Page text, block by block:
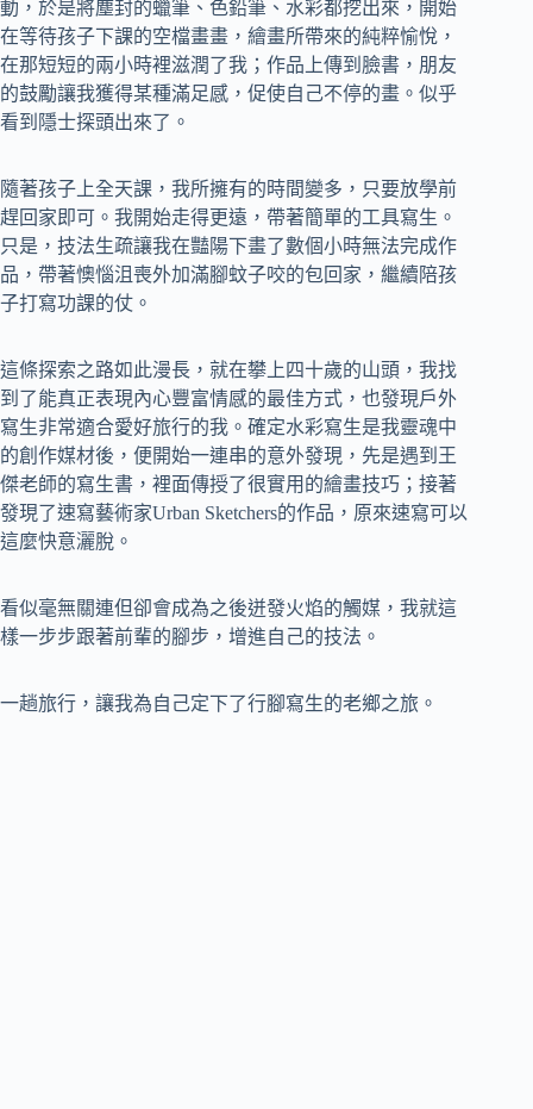
動，於是將塵封的蠟筆、色鉛筆、水彩都挖出來，開始
在等待孩子下課的空檔畫畫，繪畫所帶來的純粹愉悅，
在那短短的兩小時裡滋潤了我；作品上傳到臉書，朋友
的鼓勵讓我獲得某種滿足感，促使自己不停的畫。似乎
看到隱士探頭出來了。
隨著孩子上全天課，我所擁有的時間變多，只要放學前
趕回家即可。我開始走得更遠，帶著簡單的工具寫生。
只是，技法生疏讓我在豔陽下畫了數個小時無法完成作
品，帶著懊惱沮喪外加滿腳蚊子咬的包回家，繼續陪孩
子打寫功課的仗。
這條探索之路如此漫長，就在攀上四十歲的山頭，我找
到了能真正表現內心豐富情感的最佳方式，也發現戶外
寫生非常適合愛好旅行的我。確定水彩寫生是我靈魂中
的創作媒材後，便開始一連串的意外發現，先是遇到王
傑老師的寫生書，裡面傳授了很實用的繪畫技巧；接著
發現了速寫藝術家Urban Sketchers的作品，原來速寫可以
這麼快意灑脫。
看似毫無關連但卻會成為之後迸發火焰的觸媒，我就這
樣一步步跟著前輩的腳步，增進自己的技法。
一趟旅行，讓我為自己定下了行腳寫生的老鄉之旅。